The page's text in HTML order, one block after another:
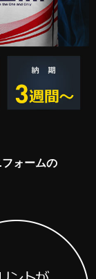
ォームの